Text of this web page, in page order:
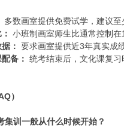
多数画室提供免费试学，建议
小班制画室师生比通常控制
： 要求画室提供近3年真实成
备： 统考结束后，文化课复习
）
集训一般从什么时候开始？